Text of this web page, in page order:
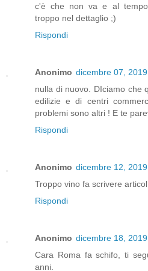
c'è che non va e al
troppo nel dettaglio ;)
Rispondi
Anonimo dicembre 07,
nulla di nuovo. DIciamo che
edilizie e di centri
problemi sono altri ! E te
Rispondi
Anonimo dicembre 12,
Troppo vino fa scrivere
Rispondi
Anonimo dicembre 18,
Cara Roma fa schifo, ti
anni.